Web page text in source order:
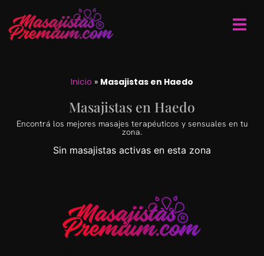
Inicio » Masajistas en Haedo
Masajistas en Haedo
Encontrá los mejores masajes terapéuticos y sensuales en tu
zona.
Sin masajistas activas en esta zona